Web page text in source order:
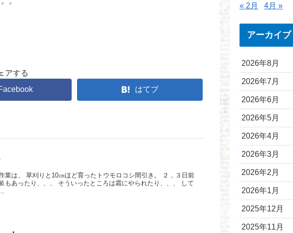
アする
はてブ
業は、 草刈りと10㎝ほど育ったトウモロコシ間引き。 ２，３日前
もあったり、、、 そういったところは霜にやられたり、、、 して
« 2月 4月 »
アーカイブ
2026年8月
2026年7月
2026年6月
2026年5月
2026年4月
2026年3月
2026年2月
2026年1月
2025年12月
2025年11月